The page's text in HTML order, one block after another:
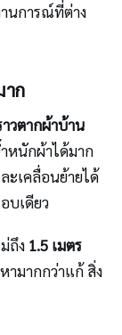
นการณ์ที่ต่าง
ก
าวตากผ้าบ้าน
หนักผ้าได้มาก
ะเคลื่อนย้ายได้
บเดียว
ถึง 1.5 เมตร
ามากกว่าแก้ สิ่ง